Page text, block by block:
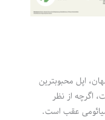
جهان، اپل محبوبترین
در 127 کشور است، اگرچه از نظر
عقب است.